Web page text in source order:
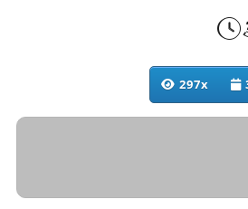
297x